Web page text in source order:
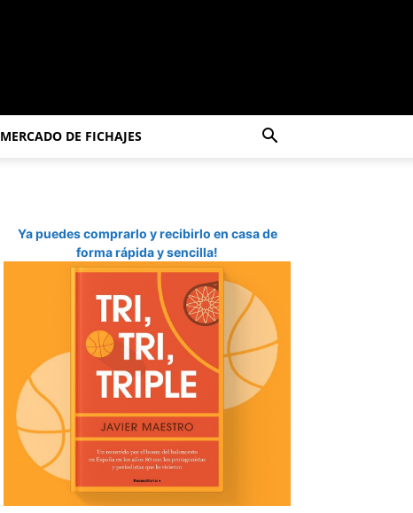
MERCADO DE FICHAJES
Ya puedes comprarlo y recibirlo en casa de
forma rápida y sencilla!